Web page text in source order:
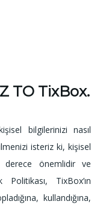
TO TixBox.
bilgilerinizi nasıl
isteriz ki, kişisel
derece önemlidir ve
TixBox’ın
kullandığına,